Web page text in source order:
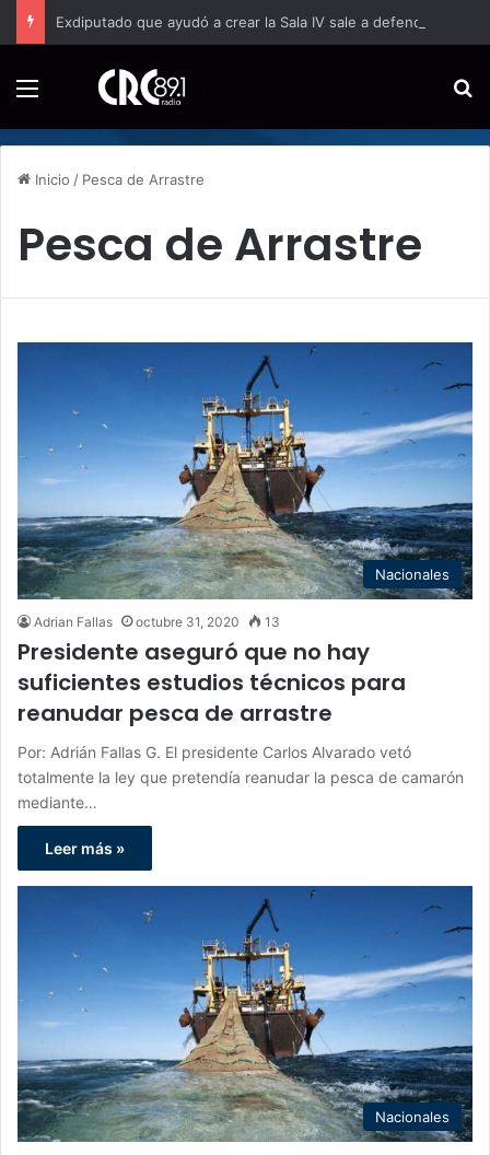
Inicio / Pesca de Arrastre
Pesca de Arrastre
Nacionales
Adrian Fallas octubre 31, 2020 13
Presidente aseguró que no hay
suficientes estudios técnicos para
reanudar pesca de arrastre
Por: Adrián Fallas G. El presidente Carlos Alvarado vetó
totalmente la ley que pretendía reanudar la pesca de camarón
mediante…
Leer más »
Nacionales